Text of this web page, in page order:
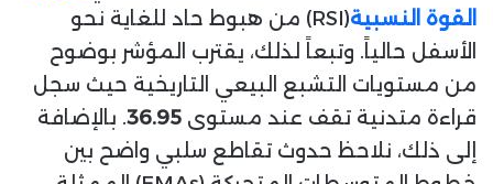
القوة النسبية
(RSI) من هبوط حاد للغاية نحو
الأسفل حالياً. وتبعاً لذلك، يقترب المؤشر بوضوح
من مستويات التشبع البيعي التاريخية حيث سجل
قراءة متدنية تقف عند مستوى 36.95. بالإضافة
إلى ذلك، نلاحظ حدوث تقاطع سلبي واضح بين